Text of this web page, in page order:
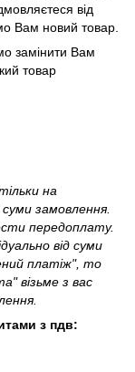
від
Вам новий товар.
замінити Вам
товар
на
замовлення.
передоплату.
від суми
платіж", то
візьме з вас
з пдв: